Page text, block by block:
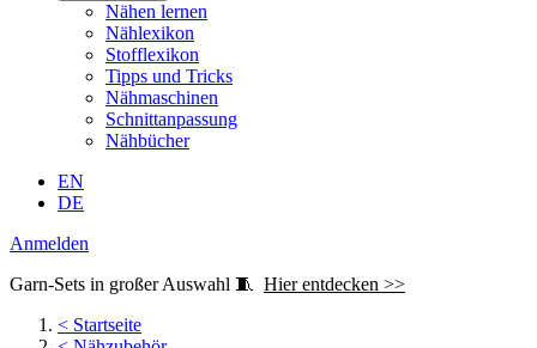
Nähen lernen
Nählexikon
Stofflexikon
Tipps und Tricks
Nähmaschinen
Schnittanpassung
Nähbücher
EN
DE
Anmelden
Garn-Sets in großer Auswahl 🧵 Hier entdecken >>
< Startseite